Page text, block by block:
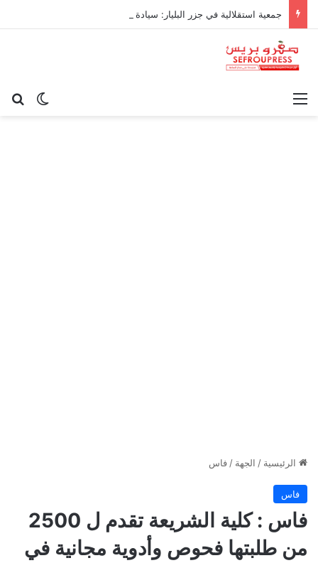
الوضع القائمة
الرئيسية / الجهة / فاس
فاس
فاس : كلية الشريعة تقدم ل 2500
من طلبتها فحوص وأدوية مجانية في